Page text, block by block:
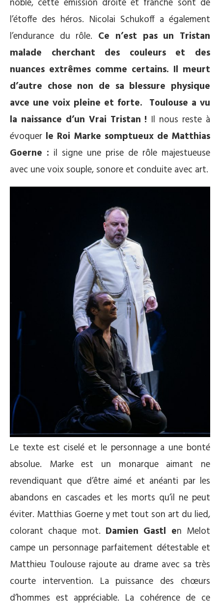
noble, cette émission droite et franche sont de
l’étoffe des héros. Nicolai Schukoff a également
l’endurance du rôle. Ce n’est pas un Tristan
malade cherchant des couleurs et des
nuances extrêmes comme certains. Il meurt
d’autre chose non de sa blessure physique
avce une voix pleine et forte. Toulouse a vu
la naissance d’un Vrai Tristan ! Il nous reste à
évoquer le Roi Marke somptueux de Matthias
Goerne : il signe une prise de rôle majestueuse
avec une voix souple, sonore et conduite avec art.
Le texte est ciselé et le personnage a une bonté
absolue. Marke est un monarque aimant ne
revendiquant que d’être aimé et anéanti par les
abandons en cascades et les morts qu’il ne peut
éviter. Matthias Goerne y met tout son art du lied,
colorant chaque mot. Damien Gastl en Melot
campe un personnage parfaitement détestable et
Matthieu Toulouse rajoute au drame avec sa très
courte intervention. La puissance des chœurs
d’hommes est appréciable. La cohérence de ce